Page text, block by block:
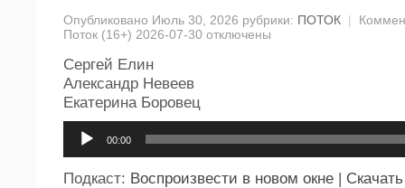
Опубликовано Июль 30, 2026 рубрики: ПОТОК |
Поток (16+) 2026-07-30 отключены
Сергей Елин
Александр Невеев
Екатерина Боровец
00:00
Подкаст: Воспроизвести в новом окне | Скачать